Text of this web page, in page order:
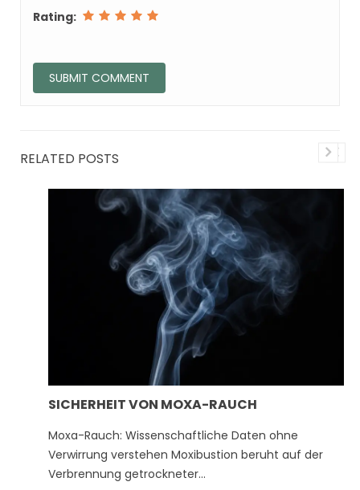
Rating:
RELATED POSTS
SICHERHEIT VON MOXA-RAUCH
Moxa-Rauch: Wissenschaftliche Daten ohne
Verwirrung verstehen Moxibustion beruht auf der
Verbrennung getrockneter...